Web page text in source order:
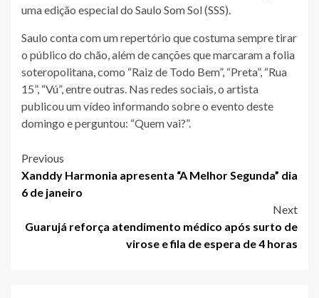
uma edição especial do Saulo Som Sol (SSS).
Saulo conta com um repertório que costuma sempre tirar
o público do chão, além de canções que marcaram a folia
soteropolitana, como “Raiz de Todo Bem”, “Preta”, “Rua
15”, “Vú”, entre outras. Nas redes sociais, o artista
publicou um vídeo informando sobre o evento deste
domingo e perguntou: “Quem vai?”.
Post
navigation
Previous
Xanddy Harmonia apresenta “A Melhor Segunda” dia
6 de janeiro
Next
Guarujá reforça atendimento médico após surto de
virose e fila de espera de 4 horas